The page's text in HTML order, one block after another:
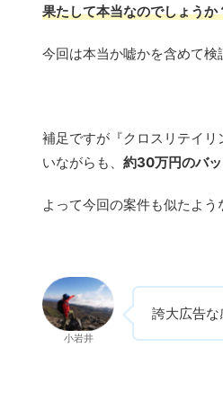
果たして本当なのでしょうか
今回は本当か嘘かを含めて検
補足ですが『クロスリテイ
いながらも、 約30万円のバッ
よって今回の案件も似たよう
小岩井
誇大広告